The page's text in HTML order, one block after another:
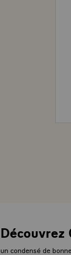
Découvrez
un condensé de